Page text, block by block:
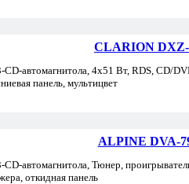
CLARION
автомагнитола, 4х51 Вт, RDS, CD/
панель, мультицвет
ALPINE DVA-
автомагнитола, Тюнер,
откидная панель